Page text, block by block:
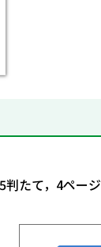
判たて，4ページ